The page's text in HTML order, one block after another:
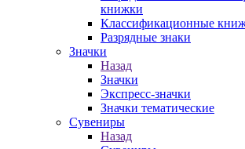
книжки
Классификационные
Разрядные знаки
Значки
Назад
Значки
Экспресс-значки
Значки тематические
Сувениры
Назад